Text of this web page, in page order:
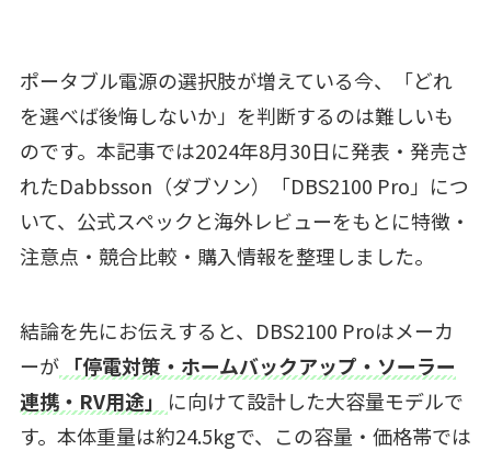
ポータブル電源の選択肢が増えている今、「どれ
を選べば後悔しないか」を判断するのは難しいも
のです。本記事では2024年8月30日に発表・発売さ
れたDabbsson（ダブソン）「DBS2100 Pro」につ
いて、公式スペックと海外レビューをもとに特徴・
注意点・競合比較・購入情報を整理しました。
結論を先にお伝えすると、DBS2100 Proはメーカ
ーが 「停電対策・ホームバックアップ・ソーラー
連携・RV用途」
に向けて設計した大容量モデルで
す。本体重量は約24.5kgで、この容量・価格帯では